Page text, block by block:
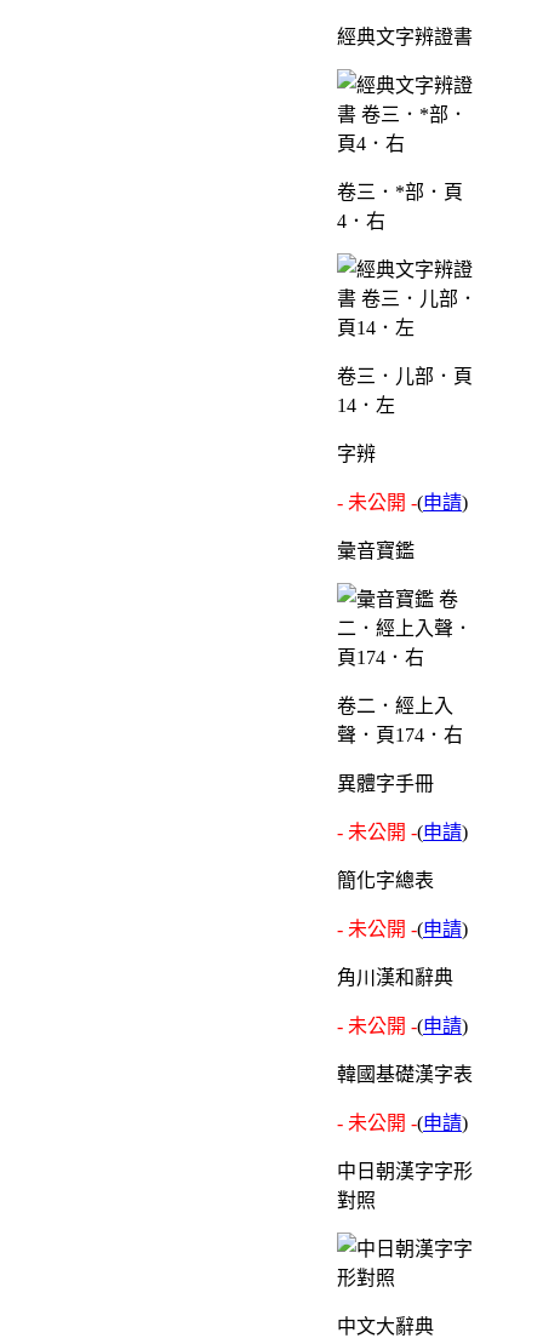
經典文字辨證書
卷三．*部．頁
4．右
卷三．儿部．頁
14．左
字辨
- 未公開 -(申請)
彙音寶鑑
卷二．經上入
聲．頁174．右
異體字手冊
- 未公開 -(申請)
簡化字總表
- 未公開 -(申請)
角川漢和辭典
- 未公開 -(申請)
韓國基礎漢字表
- 未公開 -(申請)
中日朝漢字字形
對照
中文大辭典